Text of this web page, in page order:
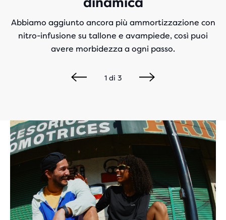
Abbiamo aggiunto ancora più ammortizzazione con
nitro-infusione su tallone e avampiede, così puoi
avere morbidezza a ogni passo.
1di 3